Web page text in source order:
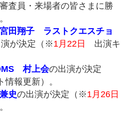
査員・来場者の皆さまに勝
宮田翔子 ラストクエスチョ
が決定（※1月22日
出演キ
村上会の出演が決定
情報更新）。
史の出演が決定（※1月26日